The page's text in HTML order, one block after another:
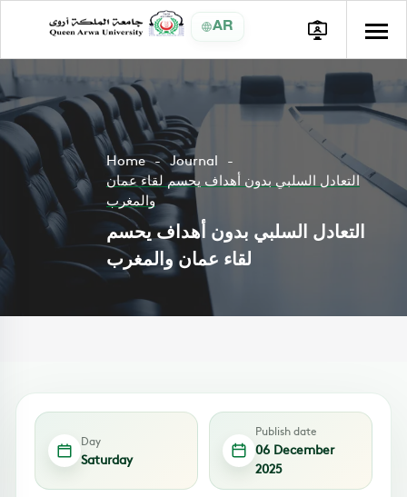
AR
Home
Journal
التعادل السلبي بدون أهداف يحسم لقاء عمان
والمغرب
التعادل السلبي بدون أهداف يحسم
لقاء عمان والمغرب
Day
Saturday
Publish date
06 December
2025